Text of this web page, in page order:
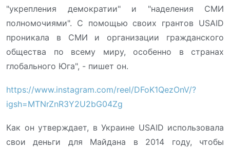
"укрепления демократии" и "наделения СМИ
полномочиями". С помощью своих грантов USAID
проникала в СМИ и организации гражданского
общества по всему миру, особенно в странах
глобального Юга", - пишет он.
https://www.instagram.com/reel/DFoK1QezOnV/?
igsh=MTNrZnR3Y2U2bG04Zg
Как он утверждает, в Украине USAID использовала
свои деньги для Майдана в 2014 году, чтобы